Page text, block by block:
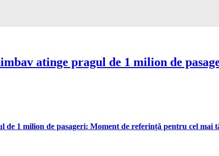
atinge pragul de 1 milion de
1 milion de pasageri: Moment de referință pentru cel mai